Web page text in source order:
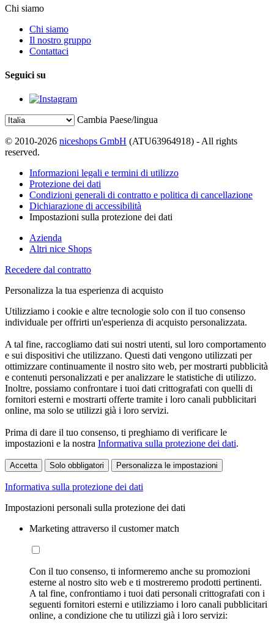
Chi siamo
Chi siamo
Il nostro gruppo
Contattaci
Seguici su
Cambia Paese/lingua
© 2010-2026 niceshops GmbH (ATU63964918) - All rights
reserved.
Informazioni legali e termini di utilizzo
Protezione dei dati
Condizioni generali di contratto e politica di cancellazione
Dichiarazione di accessibilità
Impostazioni sulla protezione dei dati
Azienda
Altri nice Shops
Recedere dal contratto
Personalizza la tua esperienza di acquisto
Utilizziamo i cookie e altre tecnologie solo con il tuo consenso
individuale per offrirti un'esperienza di acquisto personalizzata.
A tal fine, raccogliamo dati sui nostri utenti, sul loro comportamento
e sui dispositivi che utilizzano. Questi dati vengono utilizzati per
ottimizzare continuamente il nostro sito web, per mostrarti pubblicità
e contenuti personalizzati e per analizzare le statistiche di utilizzo.
Inoltre, possiamo confrontare i tuoi dati crittografati con quelli di
fornitori esterni e mostrarti offerte tramite i loro canali pubblicitari
online, ma solo se utilizzi già i loro servizi.
Prima di dare il tuo consenso, ti preghiamo di verificare le
impostazioni e la nostra Informativa sulla protezione dei dati.
Accetta Solo obbligatori Personalizza le impostazioni
Informativa sulla protezione dei dati
Impostazioni personali sulla protezione dei dati
Marketing attraverso il customer match
Con il tuo consenso, ti informeremo anche su promozioni
esterne al nostro sito web e ti mostreremo prodotti pertinenti.
A tal fine, confrontiamo i tuoi dati personali crittografati con i
seguenti fornitori esterni e utilizziamo i loro canali pubblicitari
online, a condizione che tu utilizzi già i loro servizi: